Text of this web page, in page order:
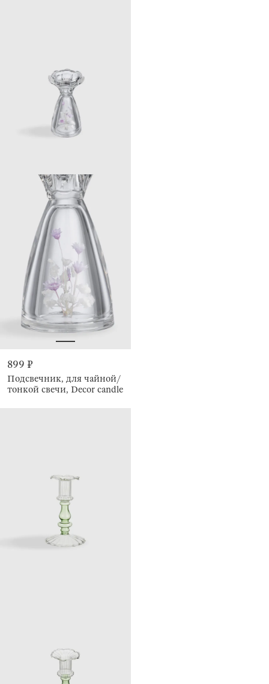
899 ₽
Подсвечник, для чайной/
тонкой свечи, Decor candle